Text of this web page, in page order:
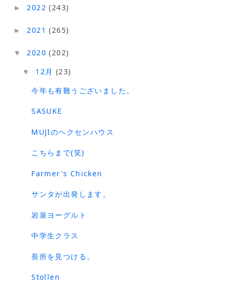
► 2022(243)
► 2021(265)
▼ 2020(202)
▼ 12月 (23)
今年も有難うございました。
SASUKE
MUJIのヘクセンハウス
こちらまで(笑)
Farmer's Chicken
サンタが出発します。
岩泉ヨーグルト
中学生クラス
長所を見つける。
Stollen